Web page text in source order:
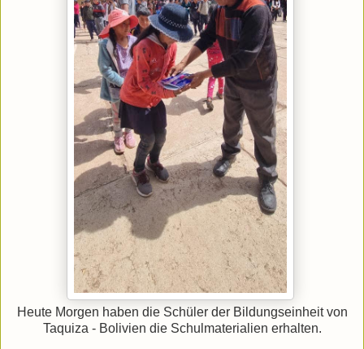
Heute Morgen haben die Schüler der Bildungseinheit von
Taquiza - Bolivien die Schulmaterialien erhalten.